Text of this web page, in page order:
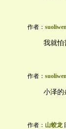
作者：
我就怕
作者：
小泽的
作者： 山蛟龙